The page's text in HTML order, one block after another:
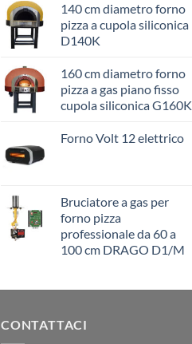
140 cm diametro forno
pizza a cupola siliconica
D140K
160 cm diametro forno
pizza a gas piano fisso
cupola siliconica G160K
Forno Volt 12 elettrico
Bruciatore a gas per
forno pizza
professionale da 60 a
100 cm DRAGO D1/M
CONTATTACI